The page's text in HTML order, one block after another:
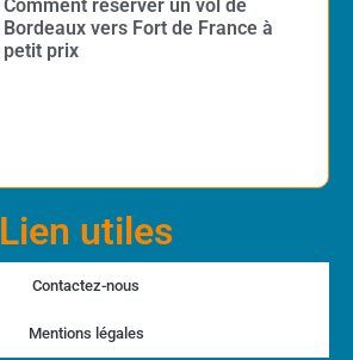
Comment réserver un vol de
Bordeaux vers Fort de France à
petit prix
Lien utiles
Contactez-nous
Mentions légales